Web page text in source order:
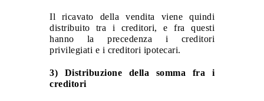
Il ricavato della vendita viene quindi
distribuito tra i creditori, e fra questi
hanno la precedenza i creditori
privilegiati e i creditori ipotecari.
3) Distribuzione della somma fra i
creditori